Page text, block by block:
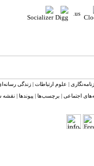
علوم ارتباطات |زندگی
اجتماعی برچسب‌ها پیوندها نقشه